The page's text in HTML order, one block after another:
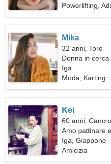
Powerlifting,
Mika
32 anni, Toro
Donna in cerca
Iga
Moda, Karting
Kei
60 anni, Cancro
Amo pattinare
Iga, Giappone
Amicizia